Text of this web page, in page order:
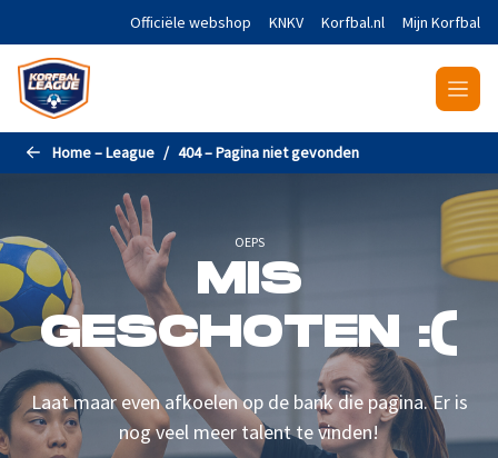
Naar de hoofdinhoud gaanOfficiële webshop KNKV Korfbal.nl Mijn Korfbal
Home – League 404 – Pagina niet gevonden
OEPS
MIS
GESCHOTEN :(
Laat maar even afkoelen op de bank die pagina. Er is
nog veel meer talent te vinden!